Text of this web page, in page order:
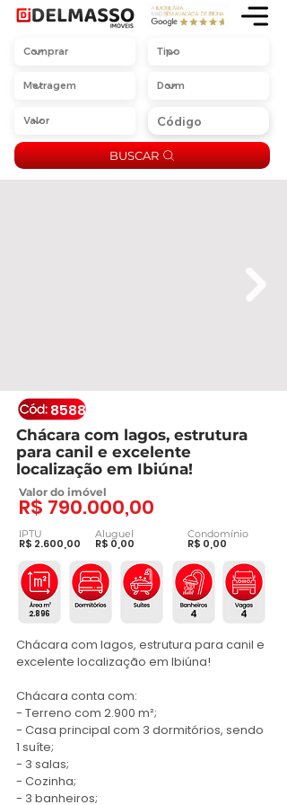
BUSCAR
8588
Chácara com lagos, estrutura
para canil e excelente
localização em Ibiúna!
Valor do imóvel
R$ 790.000,00
IPTU
R$ 2.600,00
Aluguel
R$ 0,00
Condomínio
R$ 0,00
4 4
2.896
Chácara com lagos, estrutura para canil e
excelente localização em Ibiúna!
Chácara conta com:
- Terreno com 2.900 m²;
- Casa principal com 3 dormitórios, sendo
1 suíte;
- 3 salas;
- Cozinha;
- 3 banheiros;